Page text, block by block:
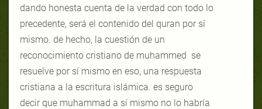
dando honesta cuenta de la verdad con todo lo
precedente, será el contenido del quran por sí
mismo. de hecho, la cuestión de un
reconocimiento cristiano de muhammed se
resuelve por sí mismo en eso, una respuesta
cristiana a la escritura islámica. es seguro
decir que muhammad a sí mismo no lo habría